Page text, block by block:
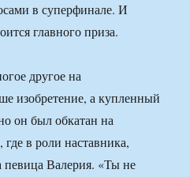
в суперфинале. И
главного приза.
другое на
изобретение, а купленный
он был обкатан на
в роли наставника,
певица Валерия. «Ты не